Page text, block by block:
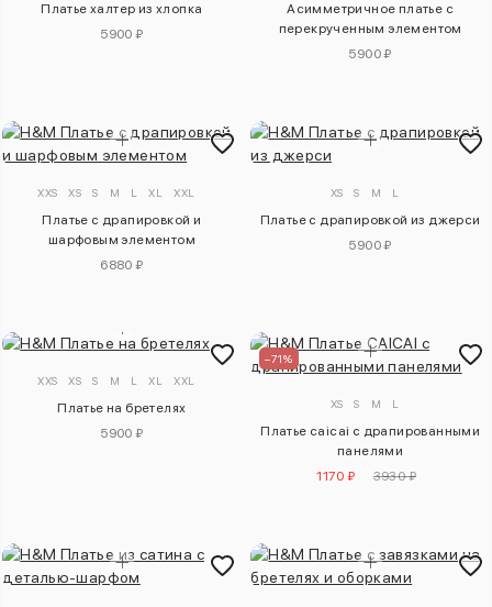
Платье халтер из хлопка
5900 ₽
Асимметричное платье с
перекрученным элементом
5900 ₽
XXS XS S M L XL XXL
Платье с драпировкой и
шарфовым элементом
6880 ₽
XS S M L
Платье с драпировкой из джерси
5900 ₽
XXS XS S M L XL XXL
Платье на бретелях
5900 ₽
–71%
XS S M L
Платье caicai с драпированными
панелями
1170 ₽
3930 ₽